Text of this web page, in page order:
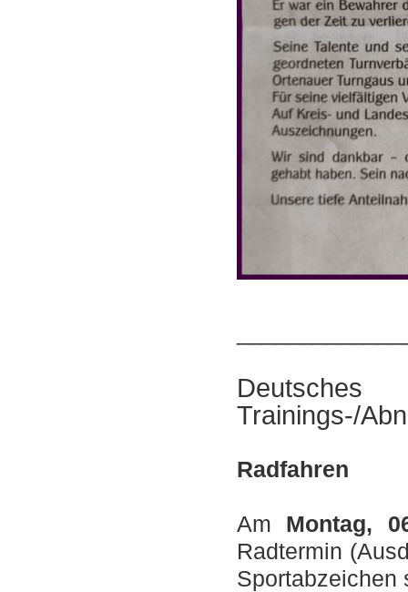
Trainings-/
Radfahren
Am Montag,
Radtermin
Sportabzeichen